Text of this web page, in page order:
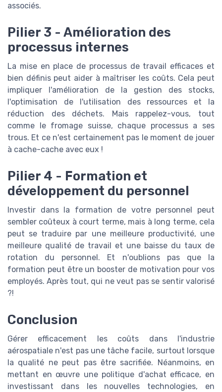
associés.
Pilier 3 - Amélioration des
processus internes
La mise en place de processus de travail efficaces et
bien définis peut aider à maîtriser les coûts. Cela peut
impliquer l'amélioration de la gestion des stocks,
l'optimisation de l'utilisation des ressources et la
réduction des déchets. Mais rappelez-vous, tout
comme le fromage suisse, chaque processus a ses
trous. Et ce n'est certainement pas le moment de jouer
à cache-cache avec eux !
Pilier 4 - Formation et
développement du personnel
Investir dans la formation de votre personnel peut
sembler coûteux à court terme, mais à long terme, cela
peut se traduire par une meilleure productivité, une
meilleure qualité de travail et une baisse du taux de
rotation du personnel. Et n'oublions pas que la
formation peut être un booster de motivation pour vos
employés. Après tout, qui ne veut pas se sentir valorisé
?!
Conclusion
Gérer efficacement les coûts dans l'industrie
aérospatiale n'est pas une tâche facile, surtout lorsque
la qualité ne peut pas être sacrifiée. Néanmoins, en
mettant en œuvre une politique d'achat efficace, en
investissant dans les nouvelles technologies, en